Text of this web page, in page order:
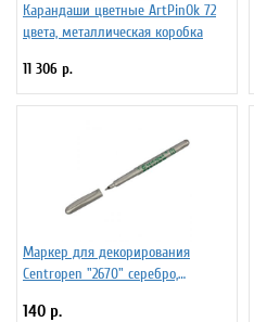
Карандаши цветные ArtPinOk 72
цвета, металлическая коробка
11 306 р.
Маркер для декорирования
Centropen "2670" серебро,
140 р.